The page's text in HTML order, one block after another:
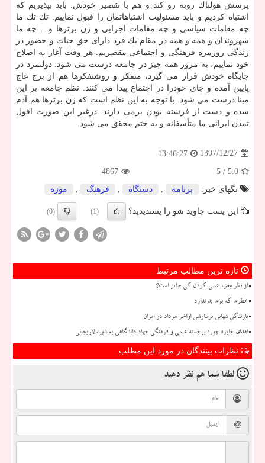
پرسش هولناك روبه رو كند و هم با تقصیر خودش. باید بپذیریم كه
اشتباه كردیم و باید مسئولیت اشتباهاتمان را قبول نماییم. تك تك ما
چه مقامات سیاسی و چه مقامات اجرایی و ژن برترها و… چه ما
شهروندان و همه و همه در مقام یك فرد دارای حق حیات و حضور در
زندگی روزمره فرهنگی و اجتماعی مقصریم. هر وقت آغاز به اصلاح
خود نماییم، به مرور همه چیز در جامعه درست می شود: دولتمرد در
جایگاه خودش قرار می گیرد، متفكر و روشنفكرها هم از برج عاج
پایین آمده و جای خودرا در اجتماع پیدا می كنند. نظم جامعه بر این
مبنا درست می شود. با توجه به این نظم است كه ژن برترها هم آدم
شده و دست از فرشته بودن برمی دارند. درغیر این صورت افول
تمدن ایرانی ما متأسفانه و به حتم محقق می شود.
1397/12/27
13:46:27
5.0
/ 5
4867
تگهای خبر:
برنامه , دستگاه , فرهنگ , موزه
این پست جاوید شو را پسندیدید؟ (1)
(0)
تازه ترین مطالب مرتبط
از نظر مغز، تنبلی کردن کی جایز است؟
خطری که بوی بد ندارد
بارندگی شهابی برساوشی اواخر مرداد در ایران
اهدای جایزه چهره برجسته علمی و فرهنگی جهاد دانشگاهی به شهید لاریجانی
نظرات بینندگان در مورد این مطلب
لطفا شما هم نظر دهید